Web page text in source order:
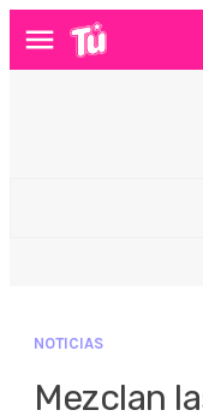
Menú
NOTICIAS
Mezclan